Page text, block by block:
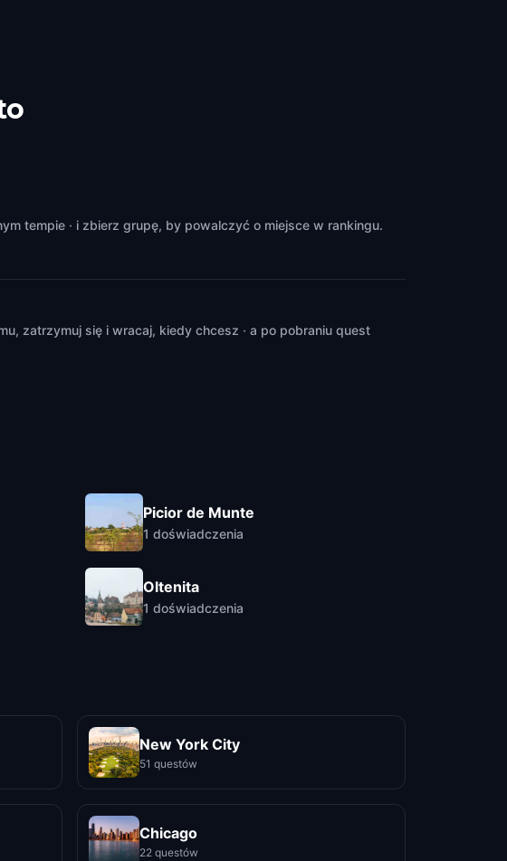
tempie · i zbierz grupę, by powalczyć o miejsce w rankingu.
zatrzymuj się i wracaj, kiedy chcesz · a po pobraniu quest
Picior de Munte
1 doświadczenia
Oltenita
1 doświadczenia
New York City
51 questów
Chicago
22 questów